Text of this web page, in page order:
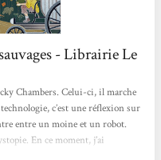
- Librairie Le
Chambers. Celui-ci, il marche
c’est une réflexion sur
entre un moine et un robot.
En ce moment, j’ai